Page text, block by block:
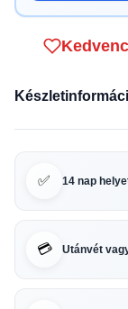
✅ 14 nap
💳 Utánvét